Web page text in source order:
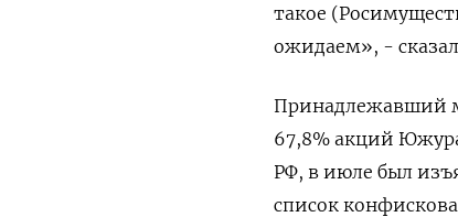
такое
ожидаем», -
Принадлежавший
67,8% акций
РФ, в июле был
список